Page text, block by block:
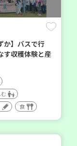
か】バスで行
収穫体験と産
食